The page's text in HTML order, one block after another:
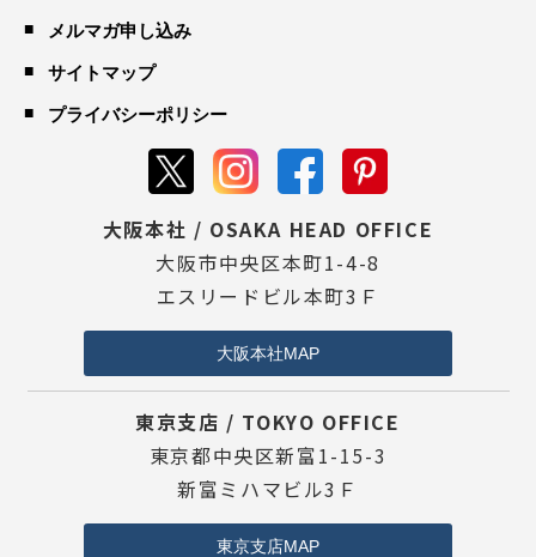
メルマガ申し込み
サイトマップ
プライバシーポリシー
大阪本社 / OSAKA HEAD OFFICE
大阪市中央区本町1-4-8
エスリードビル本町3Ｆ
大阪本社MAP
東京支店 / TOKYO OFFICE
東京都中央区新富1-15-3
新富ミハマビル3Ｆ
東京支店MAP